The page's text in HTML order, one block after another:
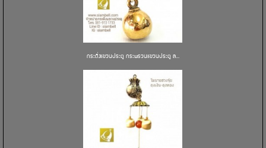
กระดิ่งแขวนประตู กระพรวนแขวนประตู ล...